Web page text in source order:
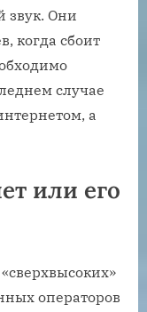
звук. Они
когда сбоит
случае
а
или его
операторов